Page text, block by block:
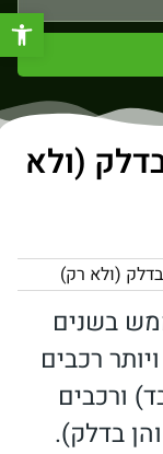
(ולא
(ולא רק)
בשנים
רכבים
ורכבים
בדלק).
פתח